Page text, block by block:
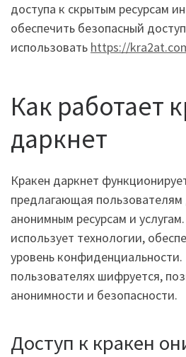
доступа к скрытым ресурсам
обеспечить безопасный
использовать https://
Как работает
даркнет
Кракен даркнет
предлагающая
анонимным ресурсам и
использует технологии,
уровень
пользователях шифруется,
анонимности и безопасности.
Доступ к кракен